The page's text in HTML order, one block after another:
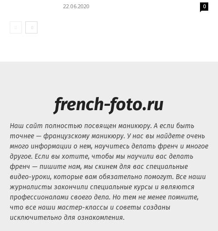
22.06.2020 0
french-foto.ru
Наш сайт полностью посвящен маникюру. А если быть
точнее — французскому маникюру. У нас вы найдете очень
много информации о нем, научитесь делать френч и многое
другое. Если вы хотите, чтобы мы научили вас делать
френч — пишите нам, мы скинем для вас специальные
видео-уроки, которые вам обязательно помогут. Все наши
журналисты закончили специальные курсы и являются
профессионалами своего дела. Но тем не менее помните,
что все наши мастер-классы и советы созданы
исключительно для ознакомления.